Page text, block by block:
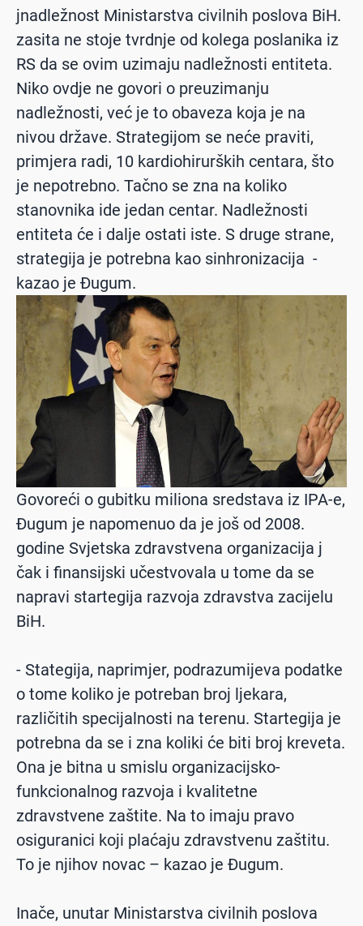
jnadležnost Ministarstva civilnih poslova BiH.
zasita ne stoje tvrdnje od kolega poslanika iz
RS da se ovim uzimaju nadležnosti entiteta.
Niko ovdje ne govori o preuzimanju
nadležnosti, već je to obaveza koja je na
nivou države. Strategijom se neće praviti,
primjera radi, 10 kardiohirurških centara, što
je nepotrebno. Tačno se zna na koliko
stanovnika ide jedan centar. Nadležnosti
entiteta će i dalje ostati iste. S druge strane,
strategija je potrebna kao sinhronizacija -
kazao je Đugum.
Govoreći o gubitku miliona sredstava iz IPA-e,
Đugum je napomenuo da je još od 2008.
godine Svjetska zdravstvena organizacija j
čak i finansijski učestvovala u tome da se
napravi startegija razvoja zdravstva zacijelu
BiH.
- Stategija, naprimjer, podrazumijeva podatke
o tome koliko je potreban broj ljekara,
različitih specijalnosti na terenu. Startegija je
potrebna da se i zna koliki će biti broj kreveta.
Ona je bitna u smislu organizacijsko-
funkcionalnog razvoja i kvalitetne
zdravstvene zaštite. Na to imaju pravo
osiguranici koji plaćaju zdravstvenu zaštitu.
To je njihov novac – kazao je Đugum.
Inače, unutar Ministarstva civilnih poslova